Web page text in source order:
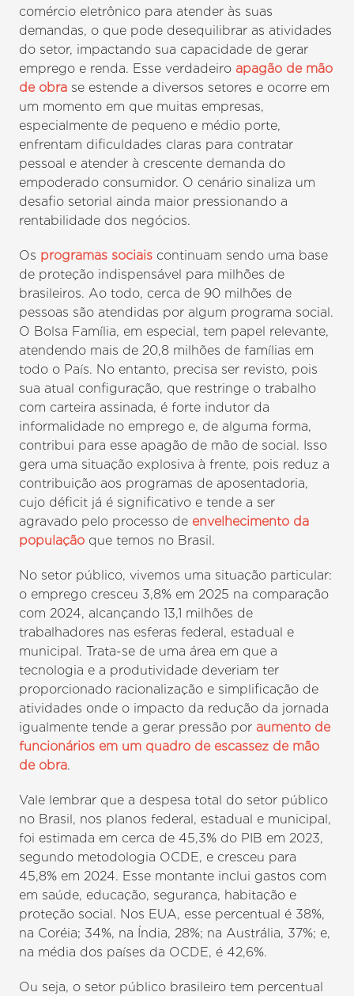
comércio eletrônico para atender às suas
demandas, o que pode desequilibrar as atividades
do setor, impactando sua capacidade de gerar
emprego e renda. Esse verdadeiro apagão de mão
de obra se estende a diversos setores e ocorre em
um momento em que muitas empresas,
especialmente de pequeno e médio porte,
enfrentam dificuldades claras para contratar
pessoal e atender à crescente demanda do
empoderado consumidor. O cenário sinaliza um
desafio setorial ainda maior pressionando a
rentabilidade dos negócios.
Os programas sociais continuam sendo uma base
de proteção indispensável para milhões de
brasileiros. Ao todo, cerca de 90 milhões de
pessoas são atendidas por algum programa social.
O Bolsa Família, em especial, tem papel relevante,
atendendo mais de 20,8 milhões de famílias em
todo o País. No entanto, precisa ser revisto, pois
sua atual configuração, que restringe o trabalho
com carteira assinada, é forte indutor da
informalidade no emprego e, de alguma forma,
contribui para esse apagão de mão de social. Isso
gera uma situação explosiva à frente, pois reduz a
contribuição aos programas de aposentadoria,
cujo déficit já é significativo e tende a ser
agravado pelo processo de envelhecimento da
população que temos no Brasil.
No setor público, vivemos uma situação particular:
o emprego cresceu 3,8% em 2025 na comparação
com 2024, alcançando 13,1 milhões de
trabalhadores nas esferas federal, estadual e
municipal. Trata-se de uma área em que a
tecnologia e a produtividade deveriam ter
proporcionado racionalização e simplificação de
atividades onde o impacto da redução da jornada
igualmente tende a gerar pressão por aumento de
funcionários em um quadro de escassez de mão
de obra.
Vale lembrar que a despesa total do setor público
no Brasil, nos planos federal, estadual e municipal,
foi estimada em cerca de 45,3% do PIB em 2023,
segundo metodologia OCDE, e cresceu para
45,8% em 2024. Esse montante inclui gastos com
em saúde, educação, segurança, habitação e
proteção social. Nos EUA, esse percentual é 38%,
na Coréia; 34%, na Índia, 28%; na Austrália, 37%; e,
na média dos países da OCDE, é 42,6%.
Ou seja, o setor público brasileiro tem percentual